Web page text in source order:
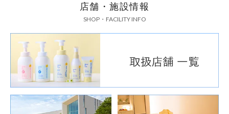
店舗・施設情報
SHOP・FACILITY INFO